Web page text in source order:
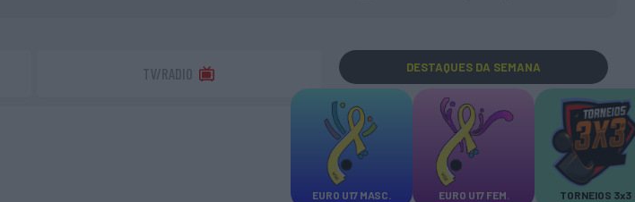
TV/RADIO DESTAQUES DA SEMANA
EURO U17 MASC. EURO U17 FEM. TORNEIOS 3x3